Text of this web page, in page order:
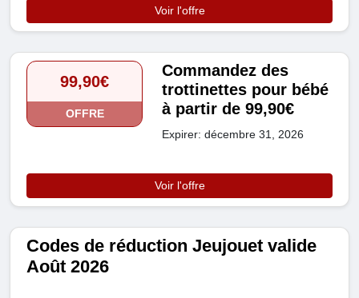
Voir l'offre
99,90€
OFFRE
Commandez des
trottinettes pour bébé
à partir de 99,90€
Expirer: décembre 31, 2026
Voir l'offre
Codes de réduction Jeujouet valide
Août 2026